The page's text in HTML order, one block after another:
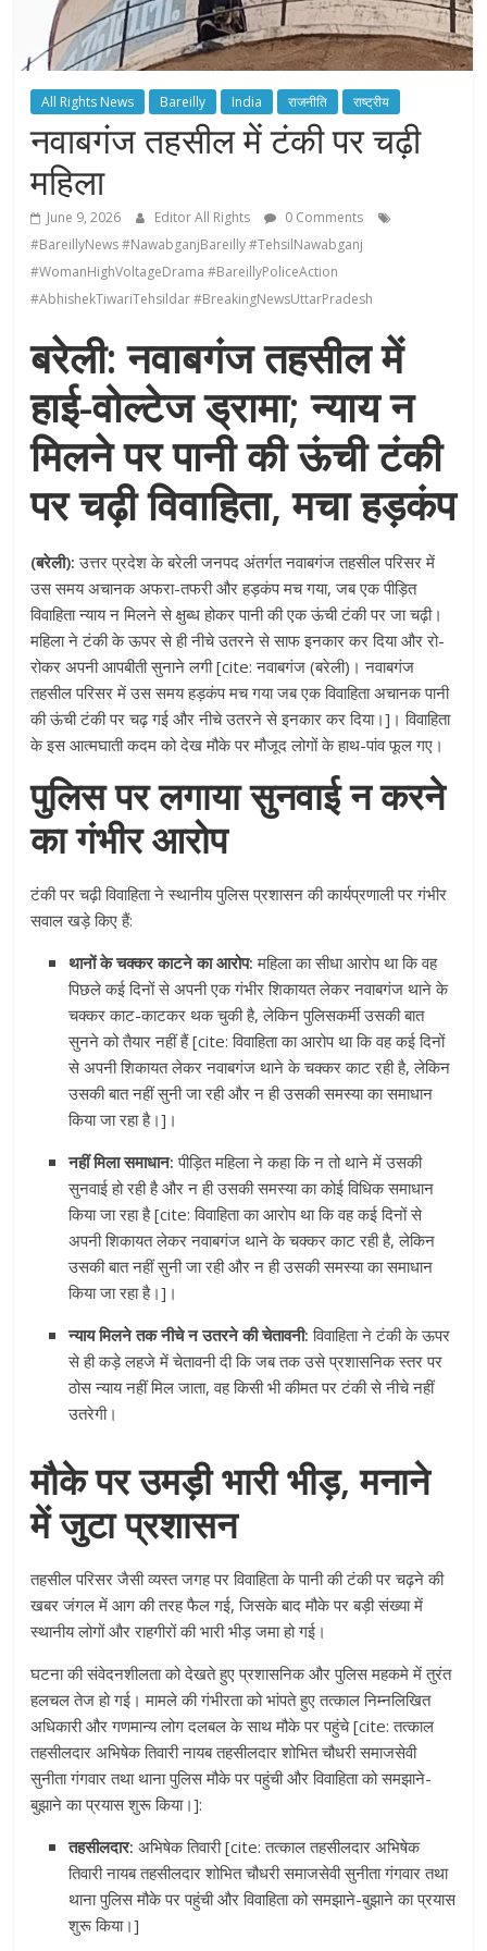
All Rights News Bareilly India राजनीति राष्ट्रीय
नवाबगंज तहसील में टंकी पर चढ़ी
महिला
June 9, 2026 Editor All Rights
0 Comments
#BareillyNews #NawabganjBareilly #TehsilNawabganj
#WomanHighVoltageDrama #BareillyPoliceAction
#AbhishekTiwariTehsildar #BreakingNewsUttarPradesh
बरेली: नवाबगंज तहसील में
हाई-वोल्टेज ड्रामा; न्याय न
मिलने पर पानी की ऊंची टंकी
पर चढ़ी विवाहिता, मचा हड़कंप
(बरेली): उत्तर प्रदेश के बरेली जनपद अंतर्गत नवाबगंज तहसील परिसर में
उस समय अचानक अफरा-तफरी और हड़कंप मच गया, जब एक पीड़ित
विवाहिता न्याय न मिलने से क्षुब्ध होकर पानी की एक ऊंची टंकी पर जा चढ़ी।
महिला ने टंकी के ऊपर से ही नीचे उतरने से साफ इनकार कर दिया और रो-
रोकर अपनी आपबीती सुनाने लगी [cite: नवाबगंज (बरेली)। नवाबगंज
तहसील परिसर में उस समय हड़कंप मच गया जब एक विवाहिता अचानक पानी
की ऊंची टंकी पर चढ़ गई और नीचे उतरने से इनकार कर दिया।]। विवाहिता
के इस आत्मघाती कदम को देख मौके पर मौजूद लोगों के हाथ-पांव फूल गए।
पुलिस पर लगाया सुनवाई न करने
का गंभीर आरोप
टंकी पर चढ़ी विवाहिता ने स्थानीय पुलिस प्रशासन की कार्यप्रणाली पर गंभीर
सवाल खड़े किए हैं:
थानों के चक्कर काटने का आरोप: महिला का सीधा आरोप था कि वह
पिछले कई दिनों से अपनी एक गंभीर शिकायत लेकर नवाबगंज थाने के
चक्कर काट-काटकर थक चुकी है, लेकिन पुलिसकर्मी उसकी बात
सुनने को तैयार नहीं हैं [cite: विवाहिता का आरोप था कि वह कई दिनों
से अपनी शिकायत लेकर नवाबगंज थाने के चक्कर काट रही है, लेकिन
उसकी बात नहीं सुनी जा रही और न ही उसकी समस्या का समाधान
किया जा रहा है।]।
नहीं मिला समाधान: पीड़ित महिला ने कहा कि न तो थाने में उसकी
सुनवाई हो रही है और न ही उसकी समस्या का कोई विधिक समाधान
किया जा रहा है [cite: विवाहिता का आरोप था कि वह कई दिनों से
अपनी शिकायत लेकर नवाबगंज थाने के चक्कर काट रही है, लेकिन
उसकी बात नहीं सुनी जा रही और न ही उसकी समस्या का समाधान
किया जा रहा है।]।
न्याय मिलने तक नीचे न उतरने की चेतावनी: विवाहिता ने टंकी के ऊपर
से ही कड़े लहजे में चेतावनी दी कि जब तक उसे प्रशासनिक स्तर पर
ठोस न्याय नहीं मिल जाता, वह किसी भी कीमत पर टंकी से नीचे नहीं
उतरेगी।
मौके पर उमड़ी भारी भीड़, मनाने
में जुटा प्रशासन
तहसील परिसर जैसी व्यस्त जगह पर विवाहिता के पानी की टंकी पर चढ़ने की
खबर जंगल में आग की तरह फैल गई, जिसके बाद मौके पर बड़ी संख्या में
स्थानीय लोगों और राहगीरों की भारी भीड़ जमा हो गई।
घटना की संवेदनशीलता को देखते हुए प्रशासनिक और पुलिस महकमे में तुरंत
हलचल तेज हो गई। मामले की गंभीरता को भांपते हुए तत्काल निम्नलिखित
अधिकारी और गणमान्य लोग दलबल के साथ मौके पर पहुंचे [cite: तत्काल
तहसीलदार अभिषेक तिवारी नायब तहसीलदार शोभित चौधरी समाजसेवी
सुनीता गंगवार तथा थाना पुलिस मौके पर पहुंची और विवाहिता को समझाने-
बुझाने का प्रयास शुरू किया।]:
तहसीलदार: अभिषेक तिवारी [cite: तत्काल तहसीलदार अभिषेक
तिवारी नायब तहसीलदार शोभित चौधरी समाजसेवी सुनीता गंगवार तथा
थाना पुलिस मौके पर पहुंची और विवाहिता को समझाने-बुझाने का प्रयास
शुरू किया।]